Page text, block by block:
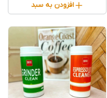
افزودن به سبد